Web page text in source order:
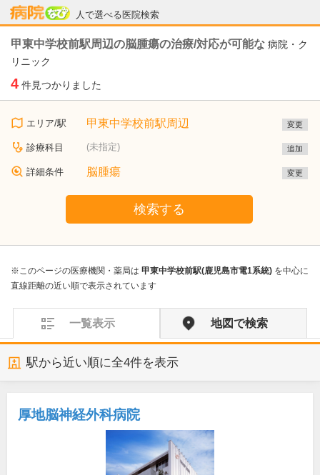
人で選べる医院検索
病院なび
甲東中学校前駅周辺の脳腫瘍の治療/対応が可能な 病院・ク
リニック
4 件見つかりました
エリア/駅 甲東中学校前駅周辺 変更
診療科目 (未指定) 追加
詳細条件 脳腫瘍 変更
検索する
※このページの医療機関・薬局は 甲東中学校前駅(鹿児島市電1系統) を中心に
直線距離の近い順で表示されています
一覧表示 地図で検索
駅から近い順に全4件を表示
厚地脳神経外科病院